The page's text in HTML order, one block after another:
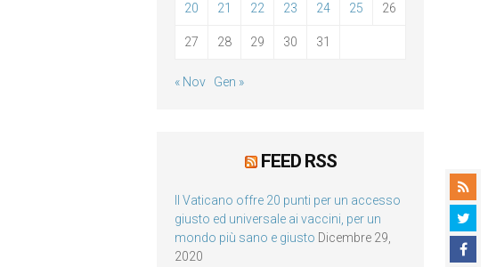
20 21 22 23 24 25 26
27 28 29 30 31
« Nov Gen »
FEED RSS
Il Vaticano offre 20 punti per un accesso
giusto ed universale ai vaccini, per un
mondo più sano e giusto Dicembre 29,
2020